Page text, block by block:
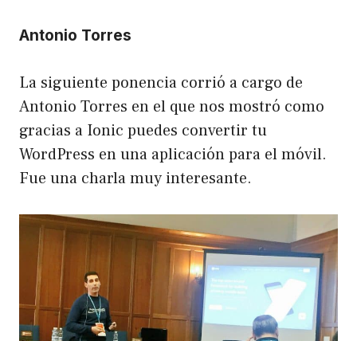
Antonio Torres
La siguiente ponencia corrió a cargo de
Antonio Torres en el que nos mostró como
gracias a Ionic puedes convertir tu
WordPress en una aplicación para el móvil.
Fue una charla muy interesante.